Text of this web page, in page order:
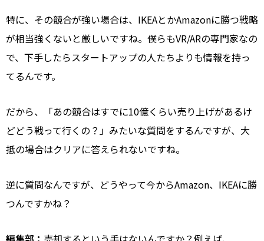
特に、その競合が強い場合は、IKEAとかAmazonに勝つ戦略
が相当強くないと厳しいですね。僕らもVR/ARの専門家なの
で、下手したらスタートアップの人たちよりも情報を持っ
てるんです。
だから、「あの競合はすでに10億くらい売り上げがあるけ
どどう戦って行くの？」みたいな質問をするんですが、大
抵の場合はクリアに答えられないですね。
逆に質問なんですが、どうやって今からAmazon、IKEAに勝
つんですかね？